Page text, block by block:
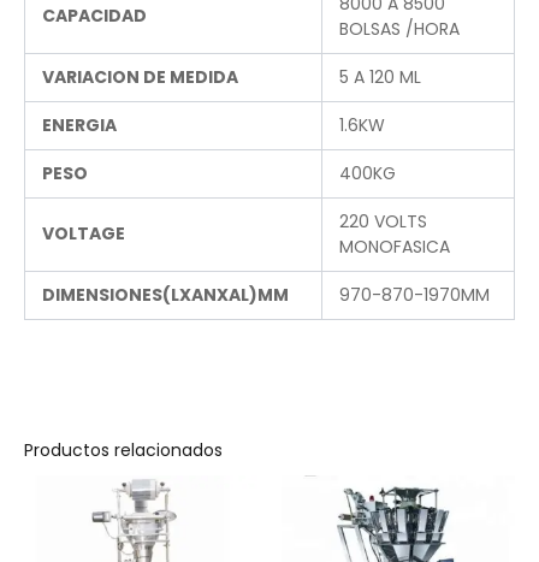
CAPACIDAD
BOLSAS /HORA
VARIACION DE MEDIDA
5 A 120 ML
ENERGIA
1.6KW
PESO
400KG
VOLTAGE
220 VOLTS
MONOFASICA
DIMENSIONES(LXANXAL)MM
970-870-1970MM
Productos relacionados